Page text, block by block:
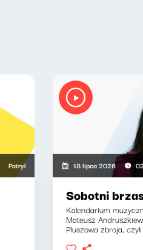
Patryk Rabiega, Weronika Wawrzkowicz
18 lipca 2026
Sobotni
Kalendarium
Mateusz
Pluszowa zbroja,